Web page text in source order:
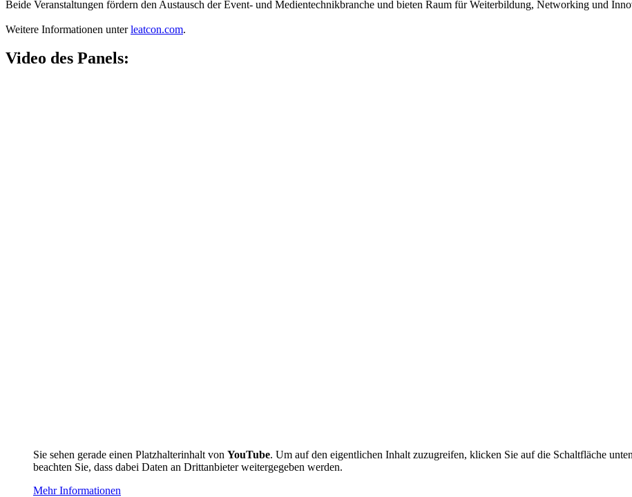
Beide Veranstaltungen fördern den Austausch der Event- und Medientechnikbranche und bieten Raum für Weiterbildung, Networking und
Weitere Informationen unterleatcon.com.
Video des Panels:
Sie sehen gerade einen Platzhalterinhalt von YouTube. Um auf den eigentlichen Inhalt zuzugreifen, klicken Sie auf die Schaltfläche
beachten Sie, dass dabei Daten an Drittanbieter weitergegeben werden.
Mehr Informationen